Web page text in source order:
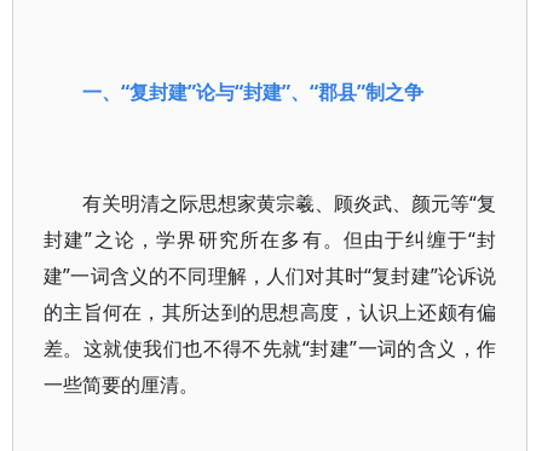
一、“复封建”论与“封建”、“郡县”制之争
有关明清之际思想家黄宗羲、顾炎武、颜元等“复
封建”之论，学界研究所在多有。但由于纠缠于“封
建”一词含义的不同理解，人们对其时“复封建”论诉说
的主旨何在，其所达到的思想高度，认识上还颇有偏
差。这就使我们也不得不先就“封建”一词的含义，作
一些简要的厘清。